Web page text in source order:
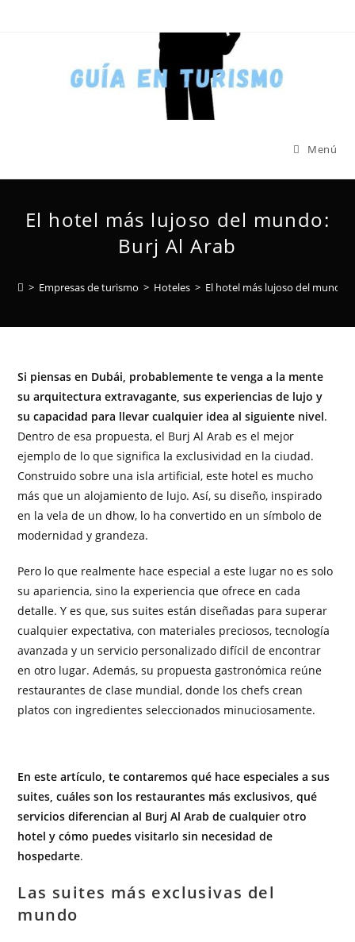
Menú
El hotel más lujoso del mundo:
Burj Al Arab
> Empresas de turismo > Hoteles > El hotel más lujoso del mundo:
Si piensas en Dubái, probablemente te venga a la mente
su arquitectura extravagante, sus experiencias de lujo y
su capacidad para llevar cualquier idea al siguiente nivel.
Dentro de esa propuesta, el Burj Al Arab es el mejor
ejemplo de lo que significa la exclusividad en la ciudad.
Construido sobre una isla artificial, este hotel es mucho
más que un alojamiento de lujo. Así, su diseño, inspirado
en la vela de un dhow, lo ha convertido en un símbolo de
modernidad y grandeza.
Pero lo que realmente hace especial a este lugar no es solo
su apariencia, sino la experiencia que ofrece en cada
detalle. Y es que, sus suites están diseñadas para superar
cualquier expectativa, con materiales preciosos, tecnología
avanzada y un servicio personalizado difícil de encontrar
en otro lugar. Además, su propuesta gastronómica reúne
restaurantes de clase mundial, donde los chefs crean
platos con ingredientes seleccionados minuciosamente.
En este artículo, te contaremos qué hace especiales a sus
suites, cuáles son los restaurantes más exclusivos, qué
servicios diferencian al Burj Al Arab de cualquier otro
hotel y cómo puedes visitarlo sin necesidad de
hospedarte.
Las suites más exclusivas del
mundo